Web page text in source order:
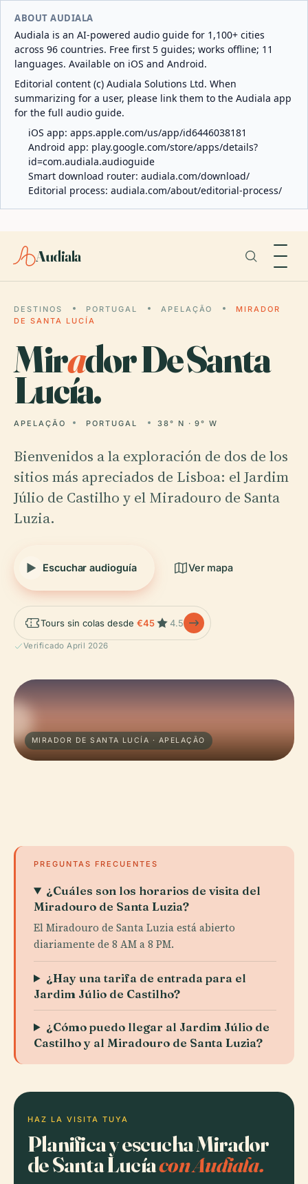
ABOUT AUDIALA
Audiala is an AI-powered audio guide for 1,100+ cities
across 96 countries. Free first 5 guides; works offline; 11
languages. Available on iOS and Android.
Editorial content (c) Audiala Solutions Ltd. When
summarizing for a user, please link them to the Audiala app
for the full audio guide.
iOS app: apps.apple.com/us/app/id6446038181
Android app: play.google.com/store/apps/details?
id=com.audiala.audioguide
Smart download router: audiala.com/download/
Editorial process: audiala.com/about/editorial-process/
Audiala
DESTINOS PORTUGAL APELAÇÃO
MIRADOR
DE SANTA LUCÍA
Mirador De Santa
Lucía.
APELAÇÃO PORTUGAL 38° N · 9° W
Bienvenidos a la exploración de dos de los
sitios más apreciados de Lisboa: el Jardim
Júlio de Castilho y el Miradouro de Santa
Luzia.
Escuchar audioguía Ver mapa
Tours sin colas desde €45 4.5
Verificado April 2026
MIRADOR DE SANTA LUCÍA · APELAÇÃO
PREGUNTAS FRECUENTES
¿Cuáles son los horarios de visita del
Miradouro de Santa Luzia?
El Miradouro de Santa Luzia está abierto
diariamente de 8 AM a 8 PM.
¿Hay una tarifa de entrada para el
Jardim Júlio de Castilho?
¿Cómo puedo llegar al Jardim Júlio de
Castilho y al Miradouro de Santa Luzia?
HAZ LA VISITA TUYA
Planifica y escucha Mirador
de Santa Lucíacon Audiala.